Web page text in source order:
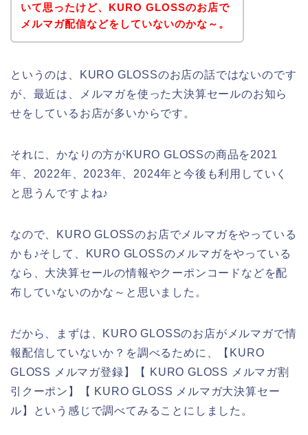
いて思ったけど、KURO GLOSSのお店で
メルマガ配信などをしていないのかな～。
というのは、KURO GLOSSのお店の話ではないのです
が、最近は、メルマガを使った大決算セールのお知ら
せをしているお店が多いからです。
それに、かなりの方がKURO GLOSSの商品を2021
年、2022年、2023年、2024年と今後も利用していく
と思うんですよね♪
なので、KURO GLOSSのお店でメルマガをやっている
かも♪そして、KURO GLOSSのメルマガをやっている
なら、大決算セールの情報やクーポンコードなどを配
布していないのかな～と思いました。
だから、まずは、KURO GLOSSのお店がメルマガで情
報配信していないか？を調べるために、【KURO
GLOSS メルマガ登録】【 KURO GLOSS メルマガ割
引クーポン】【 KURO GLOSS メルマガ大決算セー
ル】という感じで調べてみることにしました。